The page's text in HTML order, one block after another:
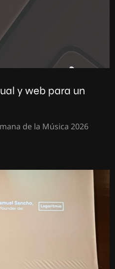
y web para un
de la Música 2026